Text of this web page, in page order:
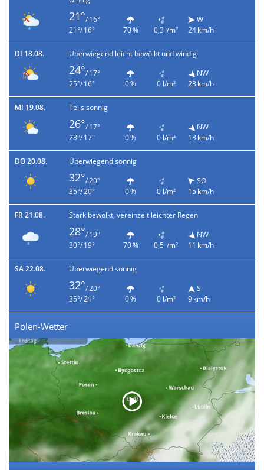
21°/ 16°
21°/ 16°
70 % 0,3 l/m²
W
24 km/h
DI 18.08. Überwiegend leicht bewölkt und windig
24°/ 17°
25°/ 16°
0 % 0 l/m²
NW
23 km/h
MI 19.08. Teils sonnig
26°/ 17°
28°/ 17°
0 % 0 l/m²
NW
13 km/h
DO 20.08. Überwiegend sonnig
32°/ 20°
35°/ 20°
0 % 0 l/m²
SO
15 km/h
FR 21.08. Stark bewölkt, vereinzelt leichter Regen
28°/ 19°
30°/ 19°
70 % 0,5 l/m²
NW
11 km/h
SA 22.08. Überwiegend sonnig
32°/ 20°
35°/ 21°
0 % 0 l/m²
S
9 km/h
Polen-Wetter